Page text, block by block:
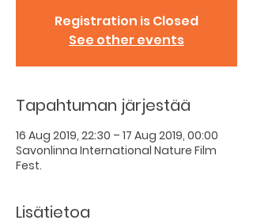
Registration is Closed
See other events
Tapahtuman järjestää
16 Aug 2019, 22:30 – 17 Aug 2019, 00:00
Savonlinna International Nature Film
Fest.
Lisätietoa